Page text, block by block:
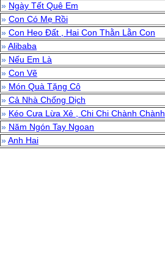
» Ngày Tết Quê Em
» Con Có Mẹ Rồi
» Con Heo Đất , Hai Con Thằn Lằn Con
»Alibaba
» Nếu Em Là
» Con Vẽ
» Món Quà Tặng Cô
» Cả Nhà Chống Dịch
» Kéo Cưa Lừa Xẻ , Chi Chi Chành Chành
» Năm Ngón Tay Ngoan
»Anh Hai